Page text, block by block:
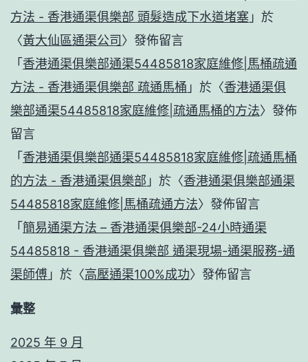
方法 - 香港通渠俱樂部 頭髮造成下水道堵塞 」於
〈黃大仙區通渠公司〉發佈留言
「 香港通渠俱樂部通渠54485818家庭維修|馬桶疏通
方法 - 香港通渠俱樂部 疏通馬桶 」於〈香港通渠俱
樂部通渠54485818家庭維修|疏通馬桶的方法〉發佈
留言
「 香港通渠俱樂部通渠54485818家庭維修|疏通馬桶
的方法 - 香港通渠俱樂部 」於〈香港通渠俱樂部通渠
54485818家庭維修|馬桶疏通方法〉發佈留言
「 簡易通渠方法 – 香港通渠俱樂部-24小時通渠
54485818 - 香港通渠俱樂部 通渠現場-通渠服務-通
渠師傅 」於〈高壓通渠100%成功〉發佈留言
彙整
2025 年 9 月